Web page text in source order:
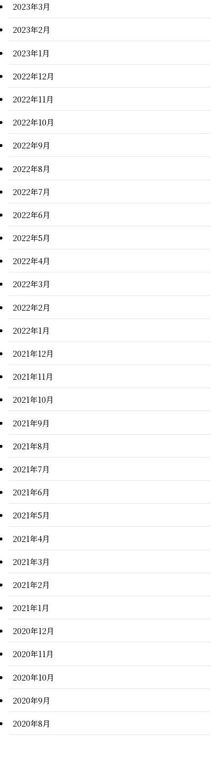
2023年3月
2023年2月
2023年1月
2022年12月
2022年11月
2022年10月
2022年9月
2022年8月
2022年7月
2022年6月
2022年5月
2022年4月
2022年3月
2022年2月
2022年1月
2021年12月
2021年11月
2021年10月
2021年9月
2021年8月
2021年7月
2021年6月
2021年5月
2021年4月
2021年3月
2021年2月
2021年1月
2020年12月
2020年11月
2020年10月
2020年9月
2020年8月